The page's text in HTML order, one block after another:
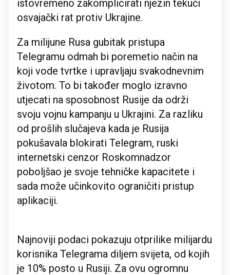
istovremeno zakomplicirati njezin tekući
osvajački rat protiv Ukrajine.
Za milijune Rusa gubitak pristupa
Telegramu odmah bi poremetio način na
koji vode tvrtke i upravljaju svakodnevnim
životom. To bi također moglo izravno
utjecati na sposobnost Rusije da održi
svoju vojnu kampanju u Ukrajini. Za razliku
od prošlih slučajeva kada je Rusija
pokušavala blokirati Telegram, ruski
internetski cenzor Roskomnadzor
poboljšao je svoje tehničke kapacitete i
sada može učinkovito ograničiti pristup
aplikaciji.
Najnoviji podaci pokazuju otprilike milijardu
korisnika Telegrama diljem svijeta, od kojih
je 10% posto u Rusiji. Za ovu ogromnu